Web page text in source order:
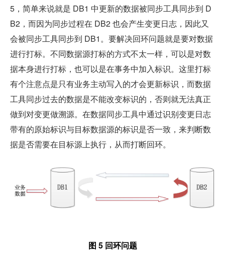
5，简单来说就是 DB1 中更新的数据被同步工具同步到 D
B2，而因为同步过程在 DB2 也会产生变更日志，因此又
会被同步工具同步到 DB1。要解决回环问题就是要对数据
进行打标。不同数据源打标的方式不太一样，可以是对数
据本身进行打标，也可以是在事务中加入标识。这里打标
有个注意点是只有业务主动写入的才会更新标识，而数据
工具同步过去的数据是不能改变标识的，否则就无法真正
做到对变更做溯源。在数据同步工具中通过识别变更日志
带有的原始标识与目标数据源的标识是否一致，来判断数
据是否需要在目标源上执行，从而打断回环。
图 5 回环问题